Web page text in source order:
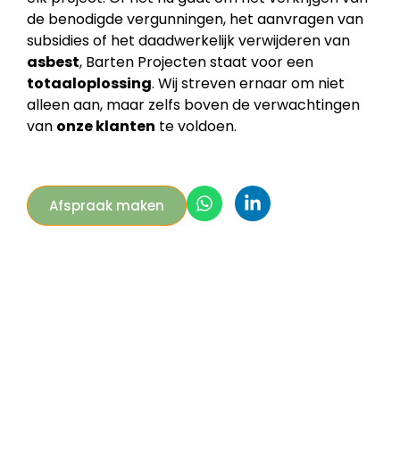
de benodigde vergunningen, het aanvragen van
subsidies of het daadwerkelijk verwijderen van
asbest, Barten Projecten staat voor een
totaaloplossing. Wij streven ernaar om niet
alleen aan, maar zelfs boven de verwachtingen
van onze klanten te voldoen.
Afspraak maken